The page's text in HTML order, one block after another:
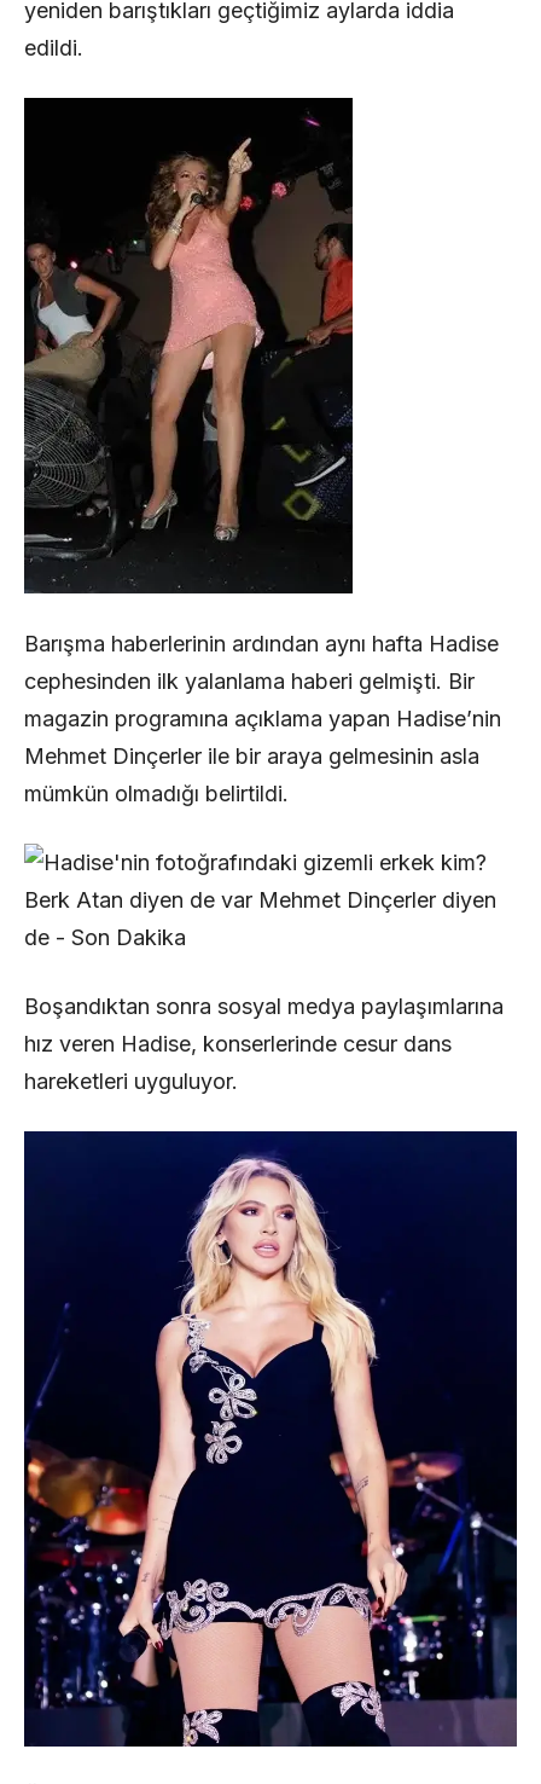
yeniden barıştıkları geçtiğimiz aylarda iddia
edildi.
Barışma haberlerinin ardından aynı hafta Hadise
cephesinden ilk yalanlama haberi gelmişti. Bir
magazin programına açıklama yapan Hadise’nin
Mehmet Dinçerler ile bir araya gelmesinin asla
mümkün olmadığı belirtildi.
Boşandıktan sonra sosyal medya paylaşımlarına
hız veren Hadise, konserlerinde cesur dans
hareketleri uyguluyor.